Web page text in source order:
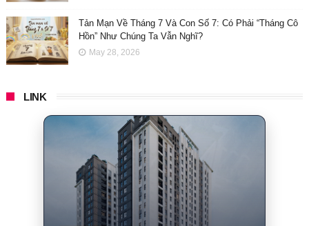
Tản Mạn Về Tháng 7 Và Con Số 7: Có Phải “Tháng Cô
Hồn” Như Chúng Ta Vẫn Nghĩ?
May 28, 2026
LINK